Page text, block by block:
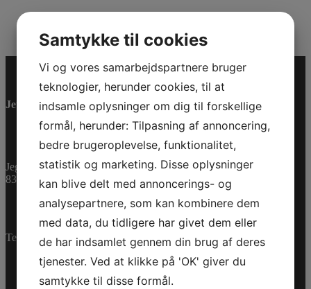
Varenummer (SKU):
Jet-Trade Powersport
Jegstrupvej 280
8361 Hasselager
Telefon:+45 70 200 600
Samtykke til cookies
Vi og vores samarbejdspartnere bruger
teknologier, herunder cookies, til at
indsamle oplysninger om dig til forskellige
formål, herunder: Tilpasning af annoncering,
bedre brugeroplevelse, funktionalitet,
statistik og marketing. Disse oplysninger
kan blive delt med annoncerings- og
analysepartnere, som kan kombinere dem
med data, du tidligere har givet dem eller
de har indsamlet gennem din brug af deres
tjenester. Ved at klikke på 'OK' giver du
samtykke til disse formål.